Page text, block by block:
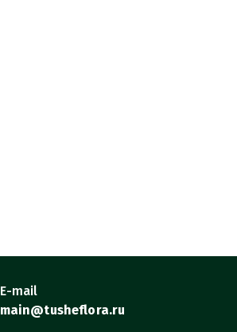
E-mail
main@tusheflora.ru